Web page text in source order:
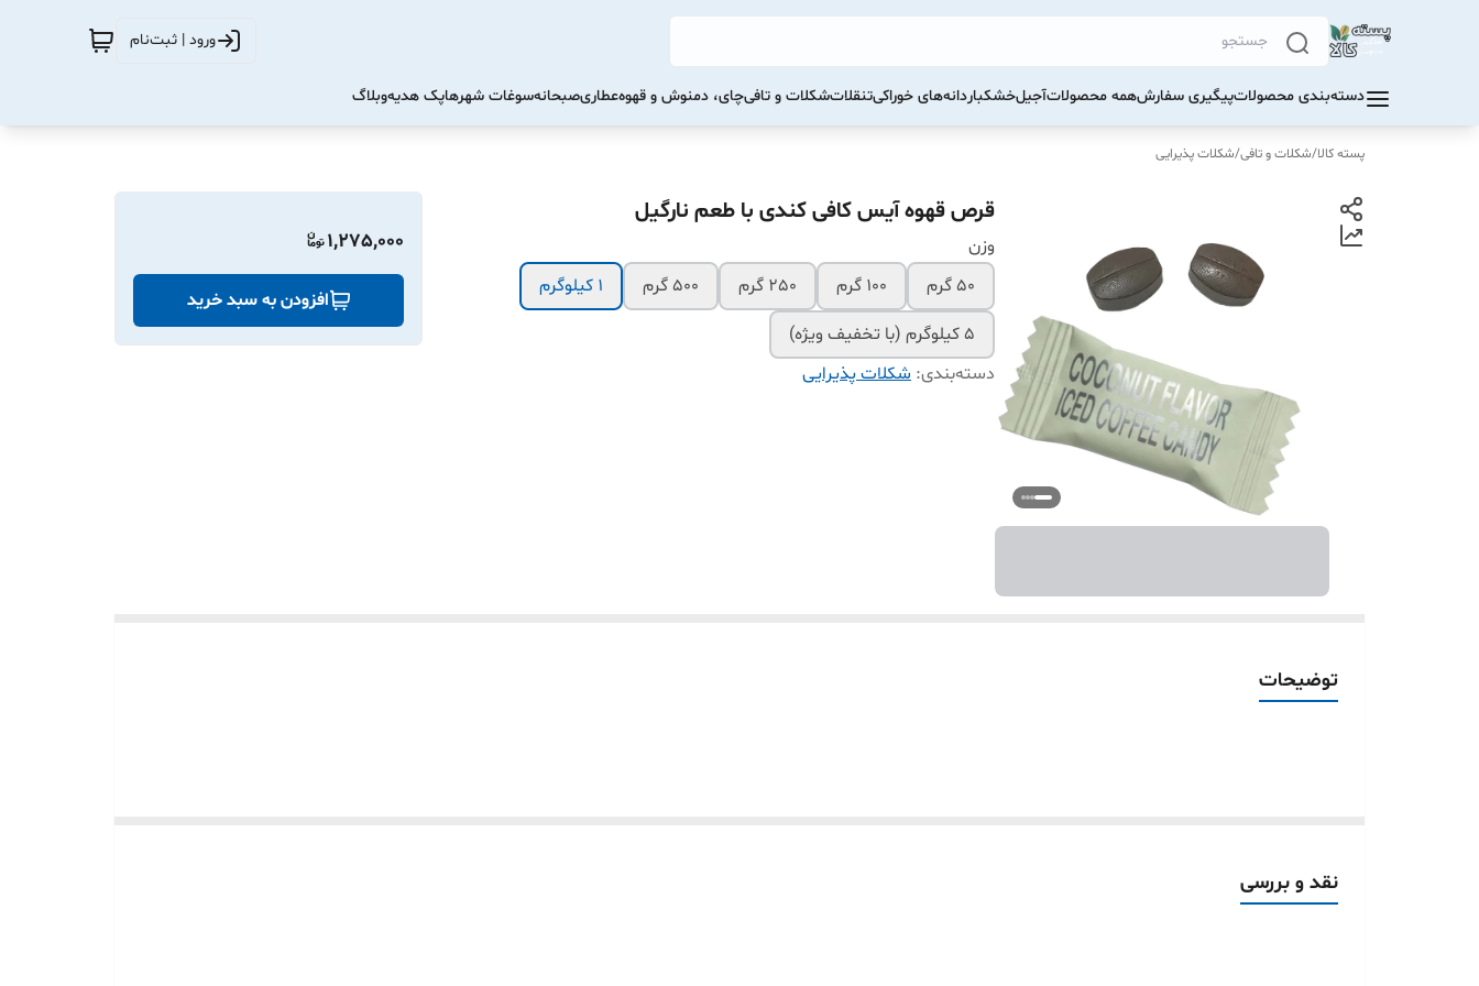
ورود | ثبت‌نام
دسته‌بندی محصولاتپیگیری سفارشهمه محصولاتآجیلخشکباردانه‌های خوراکیتنقلاتشکلات و تافیچای، دمنوش و قهوهعطاریصبحانهسوغات شهرهاپک هدیهوبلاگ
پسته کالا/شکلات و تافی/شکلات پذیرایی
قرص قهوه آیس کافی کندی با طعم نارگیل
وزن
50 گرم
100 گرم 250 گرم 500 گرم
1 کیلوگرم
5 کیلوگرم (با تخفیف ویژه)
دسته‌بندی: شکلات پذیرایی
1,275,000
افزودن به سبد خرید
توضیحات
نقد و بررسی